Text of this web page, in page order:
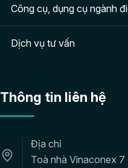
Công cụ, dụng cụ ngành
Dịch vụ tư vấn
Thông tin liên hệ
Địa chỉ
Toà nhà Vinaconex